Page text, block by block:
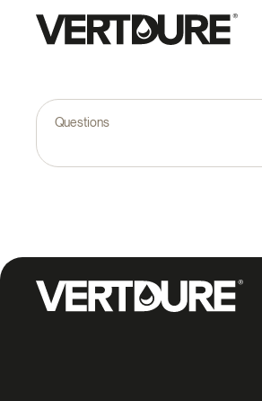
Groupe Vertdure
Questions
Groupe Vertdure